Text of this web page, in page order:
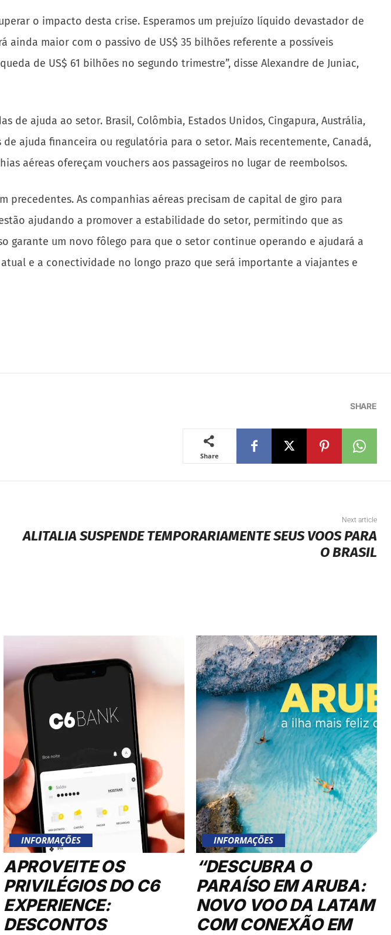
o impacto desta crise. Esperamos um prejuízo líquido devastador de
ainda maior com o passivo de US$ 35 bilhões referente a possíveis
de US$ 61 bilhões no segundo trimestre”, disse Alexandre de Juniac,
ajuda ao setor. Brasil, Colômbia, Estados Unidos, Cingapura, Austrália,
ajuda financeira ou regulatória para o setor. Mais recentemente, Canadá,
aéreas ofereçam vouchers aos passageiros no lugar de reembolsos.
precedentes. As companhias aéreas precisam de capital de giro para
ajudando a promover a estabilidade do setor, permitindo que as
garante um novo fôlego para que o setor continue operando e ajudará a
e a conectividade no longo prazo que será importante a viajantes e
SHARE
Share
Next article
ALITALIA SUSPENDE TEMPORARIAMENTE SEUS VOOS PARA
O BRASIL
INFORMAÇÕES
APROVEITE OS
PRIVILÉGIOS DO C6
EXPERIENCE:
DESCONTOS
INFORMAÇÕES
“DESCUBRA O
PARAÍSO EM ARUBA:
NOVO VOO DA LATAM
COM CONEXÃO EM